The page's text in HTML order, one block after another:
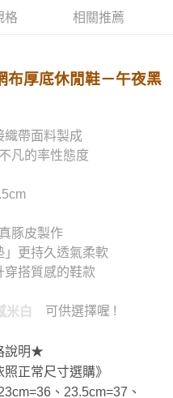
格 相關推薦
布厚底休閒鞋－午夜黑
織帶面料製成
凡的率性態度
豚皮製作
」更持久透氣柔軟
穿搭質感的鞋款
米白 可供選擇喔 !
說明★
正常尺寸選購》
、23.5cm=37、